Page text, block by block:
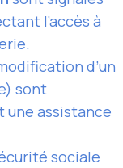
l’accès à
d’un
sont
une assistance
sociale